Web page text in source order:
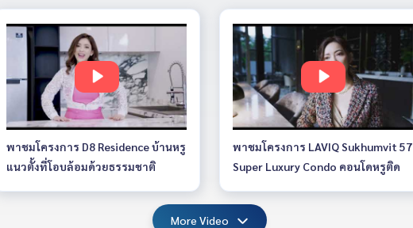
พาชมโครงการ D8 Residence บ้านหรู
แนวตั้งที่โอบล้อมด้วยธรรมชาติ
พาชมโครงการ LAVIQ Sukhumvit 57
Super Luxury Condo คอนโดหรูติด
More Video